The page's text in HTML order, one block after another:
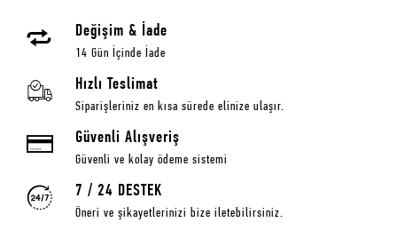
Değişim & İade
14 Gün İçinde İade
Hızlı Teslimat
Siparişleriniz en kısa sürede elinize ulaşır.
Güvenli Alışveriş
Güvenli ve kolay ödeme sistemi
7 / 24 DESTEK
Öneri ve şikayetlerinizi bize iletebilirsiniz.